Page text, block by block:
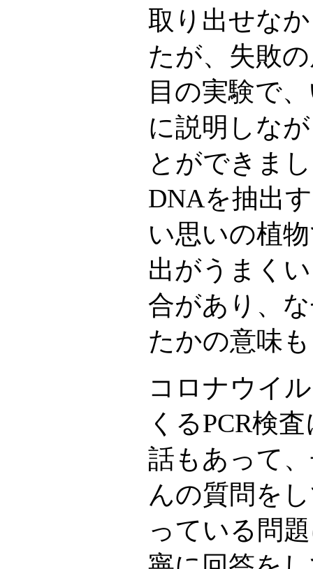
取り出せな
たが、失敗
目の実験で
に説明しな
とができま
DNAを抽出
い思いの植
出がうまく
合があり、
たかの意味
コロナウイ
くるPCR検
話もあって
んの質問を
っている問